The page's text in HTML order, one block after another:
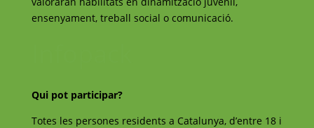
ensenyament, treball social o comunicació.
Qui pot participar?
Totes les persones residents a Catalunya, d’entre 18 i